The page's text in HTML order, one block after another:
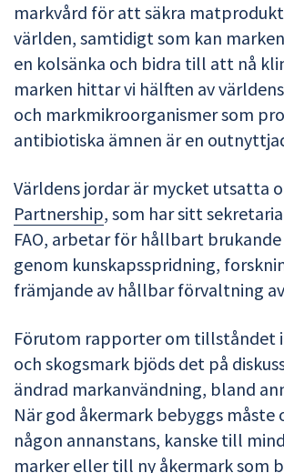
markvård för att säkra
världen, samtidigt som kan
en kolsänka och bidra till att nå
marken hittar vi hälften av
och markmikroorganismer som
antibiotiska ämnen är en
Världens jordar är mycket utsatta
Partnership, som har sitt
FAO, arbetar för hållbart
genom kunskapsspridning,
främjande av hållbar förvaltning
Förutom rapporter om tillståndet i
och skogsmark bjöds det på
ändrad markanvändning, bland
När god åkermark bebyggs
någon annanstans, kanske till
marker eller till ny åkermark som